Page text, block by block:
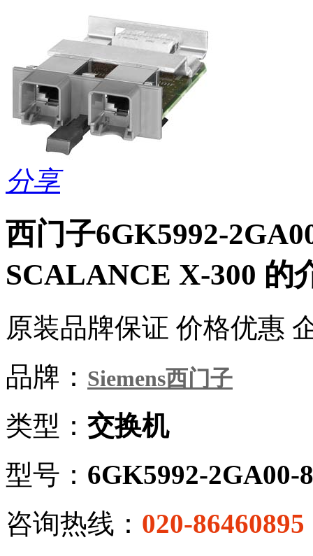
分享
西门子6GK5992-
SCALANCE X-300 的
原装品牌保证 价格优惠
品牌： Siemens西门子
类型： 交换机
型号： 6GK5992-2GA00-
咨询热线： 020-86460895